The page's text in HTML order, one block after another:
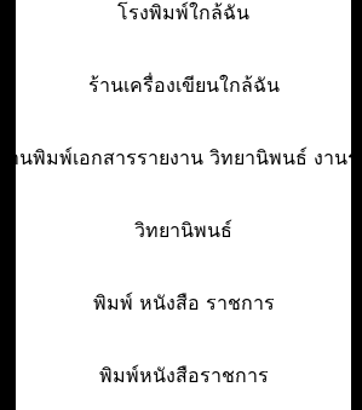
โรงพิมพ์ใกล้ฉัน
ร้านเครื่องเขียนใกล้ฉัน
านพิมพ์เอกสารรายงาน วิทยานิพนธ์ งานรา
วิทยานิพนธ์
พิมพ์ หนังสือ ราชการ
พิมพ์หนังสือราชการ